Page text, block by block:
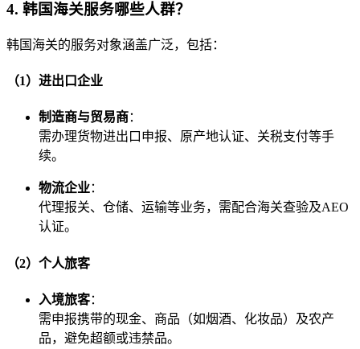
4. 韩国海关服务哪些人群？
韩国海关的服务对象涵盖广泛，包括：
（1）进出口企业
制造商与贸易商：
需办理货物进出口申报、原产地认证、关税支付等手
续。
物流企业：
代理报关、仓储、运输等业务，需配合海关查验及AEO
认证。
（2）个人旅客
入境旅客：
需申报携带的现金、商品（如烟酒、化妆品）及农产
品，避免超额或违禁品。